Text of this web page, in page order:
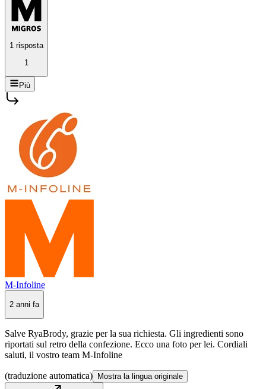
1 risposta
1
Più
M-Infoline
2 anni fa
Salve RyaBrody, grazie per la sua richiesta. Gli ingredienti sono
riportati sul retro della confezione. Ecco una foto per lei. Cordiali
saluti, il vostro team M-Infoline
(traduzione automatica) Mostra la lingua originale